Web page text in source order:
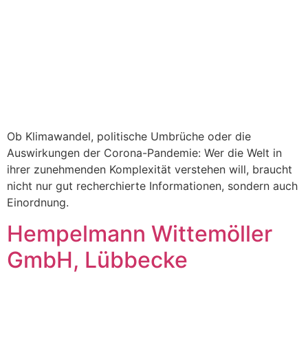
Ob Klimawandel, politische Umbrüche oder die
Auswirkungen der Corona-Pandemie: Wer die Welt in
ihrer zunehmenden Komplexität verstehen will, braucht
nicht nur gut recherchierte Informationen, sondern auch
Einordnung.
Hempelmann Wittemöller
GmbH, Lübbecke